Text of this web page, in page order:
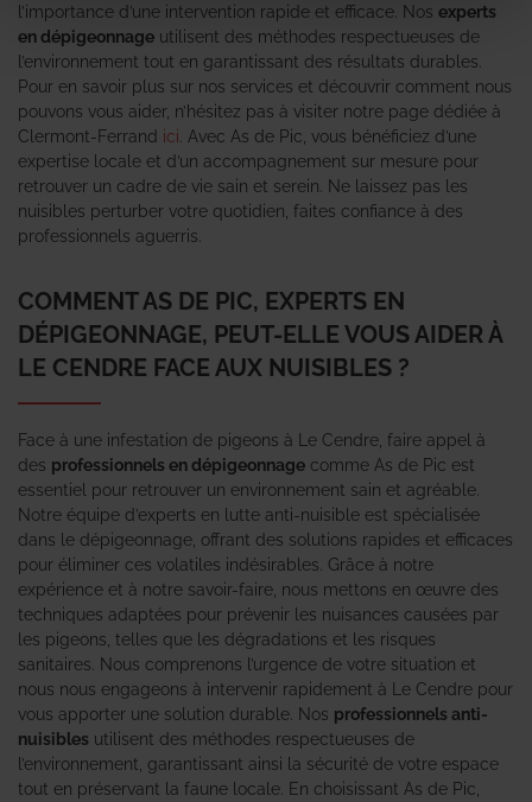
l’importance d’une intervention rapide et efficace. Nos experts
en dépigeonnage utilisent des méthodes respectueuses de
l’environnement tout en garantissant des résultats durables.
Pour en savoir plus sur nos services et découvrir comment nous
pouvons vous aider, n’hésitez pas à visiter notre page dédiée à
Clermont-Ferrand ici . Avec As de Pic, vous bénéficiez d’une
expertise locale et d’un accompagnement sur mesure pour
retrouver un cadre de vie sain et serein. Ne laissez pas les
nuisibles perturber votre quotidien, faites confiance à des
professionnels aguerris.
COMMENT AS DE PIC, EXPERTS EN
DÉPIGEONNAGE, PEUT-ELLE VOUS AIDER À
LE CENDRE FACE AUX NUISIBLES ?
Face à une infestation de pigeons à Le Cendre, faire appel à
des professionnels en dépigeonnage comme As de Pic est
essentiel pour retrouver un environnement sain et agréable.
Notre équipe d’experts en lutte anti-nuisible est spécialisée
dans le dépigeonnage, offrant des solutions rapides et efficaces
pour éliminer ces volatiles indésirables. Grâce à notre
expérience et à notre savoir-faire, nous mettons en œuvre des
techniques adaptées pour prévenir les nuisances causées par
les pigeons, telles que les dégradations et les risques
sanitaires. Nous comprenons l’urgence de votre situation et
nous nous engageons à intervenir rapidement à Le Cendre pour
vous apporter une solution durable. Nos professionnels anti-
nuisibles utilisent des méthodes respectueuses de
l’environnement, garantissant ainsi la sécurité de votre espace
tout en préservant la faune locale. En choisissant As de Pic,